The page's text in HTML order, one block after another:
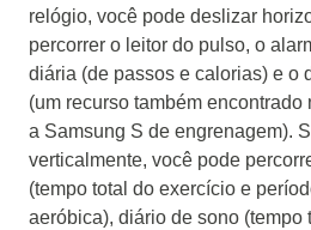
relógio, você pode deslizar
percorrer o leitor do pulso, o
diária (de passos e calorias) e o
(um recurso também encontrado
a Samsung S de engrenagem).
verticalmente, você pode
(tempo total do exercício e
aeróbica), diário de sono (tempo